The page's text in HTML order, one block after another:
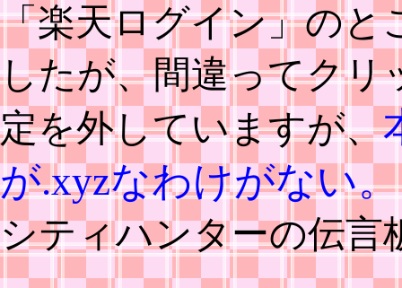
「楽天ログイン」のと
したが、間違ってクリ
定を外していますが、
が.xyzなわけがない。
シティハンターの伝言